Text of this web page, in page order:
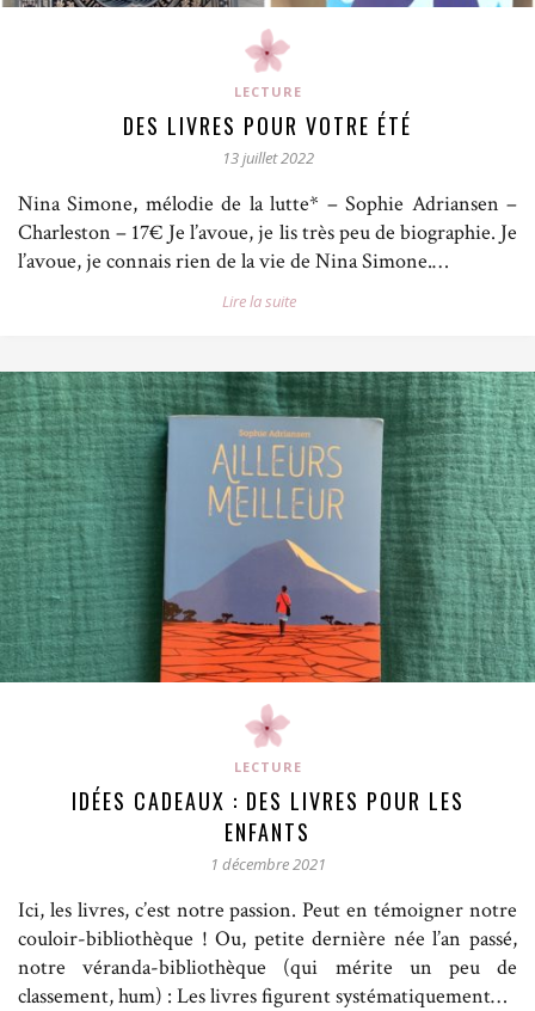
LECTURE
DES LIVRES POUR VOTRE ÉTÉ
13 juillet 2022
Nina Simone, mélodie de la lutte* – Sophie Adriansen –
Charleston – 17€ Je l’avoue, je lis très peu de biographie. Je
l’avoue, je connais rien de la vie de Nina Simone.…
Lire la suite
LECTURE
IDÉES CADEAUX : DES LIVRES POUR LES
ENFANTS
1 décembre 2021
Ici, les livres, c’est notre passion. Peut en témoigner notre
couloir-bibliothèque ! Ou, petite dernière née l’an passé,
notre véranda-bibliothèque (qui mérite un peu de
classement, hum) : Les livres figurent systématiquement…